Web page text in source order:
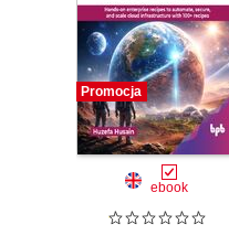
Promocja
ebook